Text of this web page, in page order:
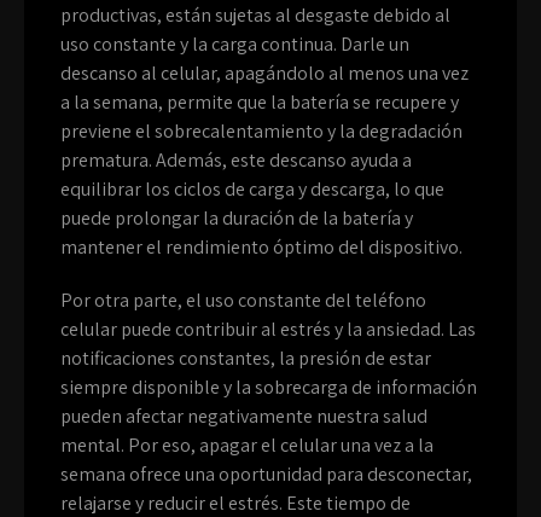
productivas, están sujetas al desgaste debido al
uso constante y la carga continua. Darle un
descanso al celular, apagándolo al menos una vez
a la semana, permite que la batería se recupere y
previene el sobrecalentamiento y la degradación
prematura. Además, este descanso ayuda a
equilibrar los ciclos de carga y descarga, lo que
puede prolongar la duración de la batería y
mantener el rendimiento óptimo del dispositivo.
Por otra parte, el uso constante del teléfono
celular puede contribuir al estrés y la ansiedad. Las
notificaciones constantes, la presión de estar
siempre disponible y la sobrecarga de información
pueden afectar negativamente nuestra salud
mental. Por eso, apagar el celular una vez a la
semana ofrece una oportunidad para desconectar,
relajarse y reducir el estrés. Este tiempo de